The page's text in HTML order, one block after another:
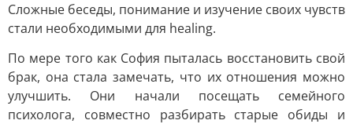
Сложные беседы, понимание и изучение своих чувств
стали необходимыми для healing.
По мере того как София пыталась восстановить свой
брак, она стала замечать, что их отношения можно
улучшить. Они начали посещать семейного
психолога, совместно разбирать старые обиды и